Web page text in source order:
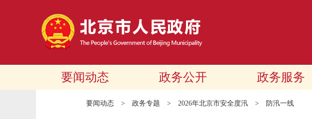
要闻动态 政务公开 政务服务
要闻动态 > 政务专题 > 2026年北京市安全度汛 > 防汛一线